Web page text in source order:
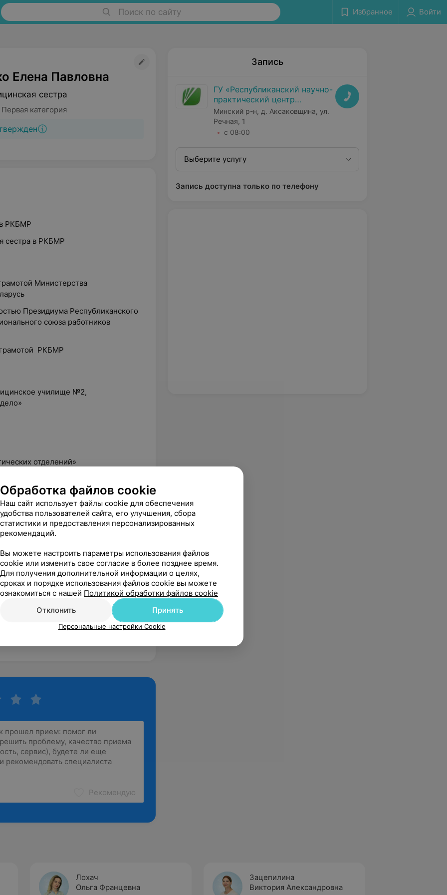
Поиск по сайту Избранное Войти
Елена Павловна
сестра
категория
РКБМР
сестра в РКБМР
Министерства
Президиума Республиканского
союза работников
РКБМР
училище №2,
отделений»
терапевтического
отделений»
ЛПУ, их резерв»
отделений с палатами
компоненты организации
за пациентами с
Рекомендую
Запись
ГУ «Республиканский научно-
практический центр
медицинской экспертизы и
реабилитаци»
Минский р-н, д. Аксаковщина, ул.
Речная, 1
с 08:00
Выберите услугу
Запись доступна только по телефону
Лохач
Ольга Францевна
Зацепилина
Виктория Александровна
Обработка файлов cookie
Наш сайт использует файлы cookie для обеспечения
удобства пользователей сайта, его улучшения, сбора
статистики и предоставления персонализированных
рекомендаций.
Вы можете настроить параметры использования файлов
cookie или изменить свое согласие в более позднее время.
Для получения дополнительной информации о целях,
сроках и порядке использования файлов cookie вы можете
ознакомиться с нашей Политикой обработки файлов cookie
Отклонить
Принять
Персональные настройки Cookie